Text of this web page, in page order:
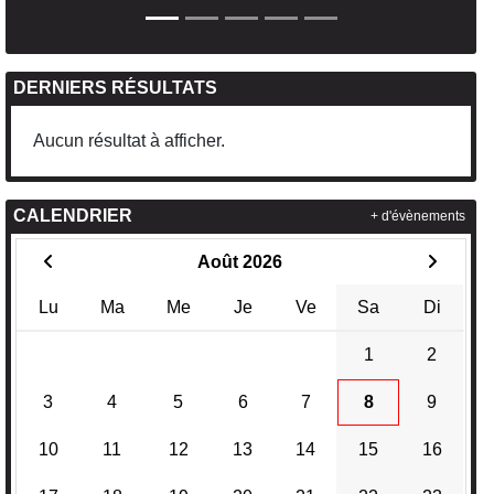
DERNIERS RÉSULTATS
Aucun résultat à afficher.
CALENDRIER
Août 2026
Lu Ma Me Je Ve Sa Di
1 2
3 4 5 6 7 8 9
10 11 12 13 14 15 16
+ d'évènements